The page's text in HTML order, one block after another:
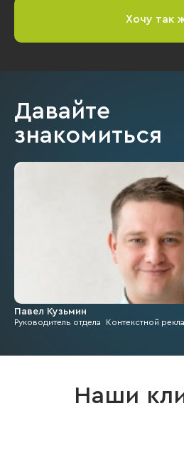
Хочу так
Давайте
знакомиться
Павел Кузьмин
Руководитель отдела Контекстной
Наши